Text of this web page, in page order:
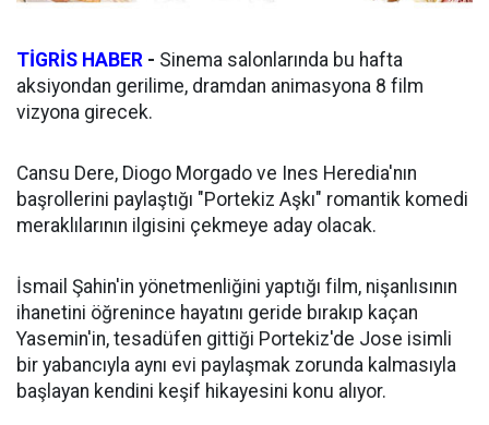
TİGRİS HABER - Sinema salonlarında bu hafta
aksiyondan gerilime, dramdan animasyona 8 film
vizyona girecek.
Cansu Dere, Diogo Morgado ve Ines Heredia'nın
başrollerini paylaştığı "Portekiz Aşkı" romantik komedi
meraklılarının ilgisini çekmeye aday olacak.
İsmail Şahin'in yönetmenliğini yaptığı film, nişanlısının
ihanetini öğrenince hayatını geride bırakıp kaçan
Yasemin'in, tesadüfen gittiği Portekiz'de Jose isimli
bir yabancıyla aynı evi paylaşmak zorunda kalmasıyla
başlayan kendini keşif hikayesini konu alıyor.